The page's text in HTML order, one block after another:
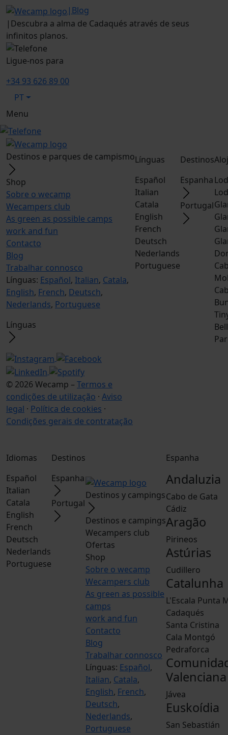
| Blog
| Descubra a alma de Cadaqués através de seus
infinitos planos.
Ligue-nos para
+34 93 626 89 00
PT
Menu
Destinos e parques de campismo
Shop
Sobre o wecamp
Wecampers club
As green as possible camps
work and fun
Contacto
Blog
Trabalhar connosco
Línguas: Español, Italian, Catala,
English, French, Deutsch,
Nederlands, Portuguese
Línguas
© 2026 Wecamp – Termos e
condições de utilização · Aviso
legal · Política de cookies ·
Condições gerais de contratação
Línguas
Español
Italian
Catala
English
French
Deutsch
Nederlands
Portuguese
Destinos
Espanha
Portugal
Idiomas
Español
Italian
Catala
English
French
Deutsch
Nederlands
Portuguese
Destinos
Espanha
Portugal
Destinos y campings
Destinos e campings
Wecampers club
Ofertas
Shop
Sobre o wecamp
Wecampers club
As green as possible
camps
work and fun
Contacto
Blog
Trabalhar connosco
Línguas: Español,
Italian, Catala,
English, French,
Deutsch,
Nederlands,
Portuguese
Espanha
Andaluzia
Cabo de Gata
Cádiz
Aragão
Pirineos
Astúrias
Cudillero
Catalunha
L'Escala Punta
Cadaqués
Santa Cristina
Cala Montgó
Pedraforca
Valenciana
Jávea
Euskoídia
San Sebastián